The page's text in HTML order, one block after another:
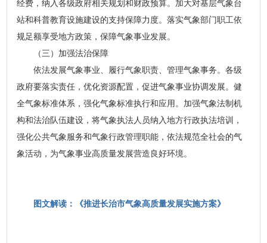
经费，纳入各级政府相关规划和财政预算。加大对基层气象台
站和科普教育设施建设的支持保障力度。落实气象部门职工依
规足额享受地方政策，保障气象事业发展。
（三）加强法治保障
依法发展气象事业、履行气象职责、管理气象事务。各级
政府要落实责任，优化资源配置，促进气象事业协调发展。健
全气象标准体系，强化气象标准执行和应用。加强气象法制机
构和法治队伍建设，将气象执法人员纳入地方行政执法培训，
强化公共气象服务和气象行政管理职能，依法规范全社会的气
象活动，为气象事业高质量发展营造良好环境。
图文解读：《推进长治市气象高质量发展实施方案》